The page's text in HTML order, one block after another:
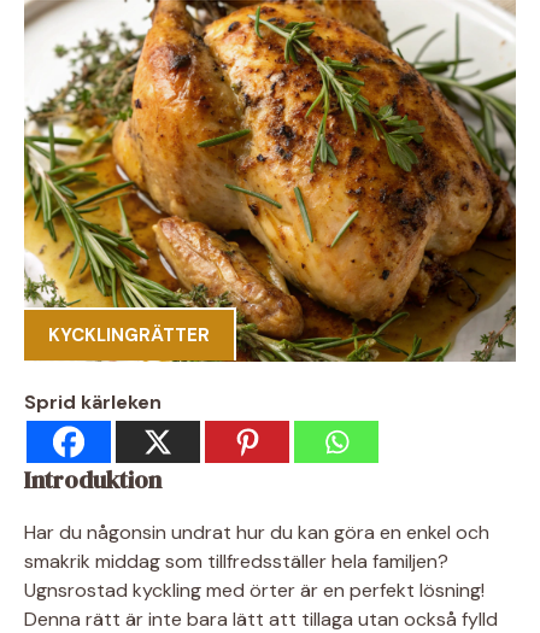
KYCKLINGRÄTTER
Sprid kärleken
Introduktion
Har du någonsin undrat hur du kan göra en enkel och
smakrik middag som tillfredsställer hela familjen?
Ugnsrostad kyckling med örter är en perfekt lösning!
Denna rätt är inte bara lätt att tillaga utan också fylld